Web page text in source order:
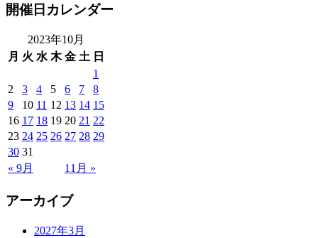
開催日カレンダー
2023年10月
月 火 水 木 金 土 日
« 9月 11月 »
1
2
3 4 5 6 7
8
9
10 11 12 13 14 15
16 17 18 19 20 21 22
23 24 25 26 27 28 29
30 31
アーカイブ
2027年3月